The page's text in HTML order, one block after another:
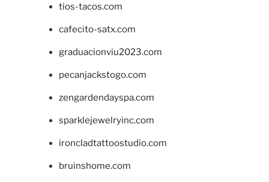
tios-tacos.com
cafecito-satx.com
graduacionviu2023.com
pecanjackstogo.com
zengardendayspa.com
sparklejewelryinc.com
ironcladtattoostudio.com
bruinshome.com